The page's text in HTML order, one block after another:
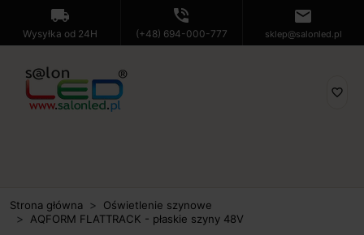
local_shipping
Wysyłka od 24H
phone_in_talk
(+48) 694-000-777
mail
sklep@salonled.pl
favorite_border
Strona główna
Oświetlenie szynowe
AQFORM FLATTRACK - płaskie szyny 48V